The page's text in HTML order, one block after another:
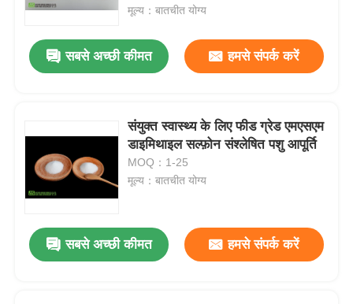
मूल्य：बातचीत योग्य
सबसे अच्छी कीमत हमसे संपर्क करें
संयुक्त स्वास्थ्य के लिए फीड ग्रेड एमएसएम
डाइमिथाइल सल्फ़ोन संश्लेषित पशु आपूर्ति
MOQ：1-25
मूल्य：बातचीत योग्य
सबसे अच्छी कीमत हमसे संपर्क करें